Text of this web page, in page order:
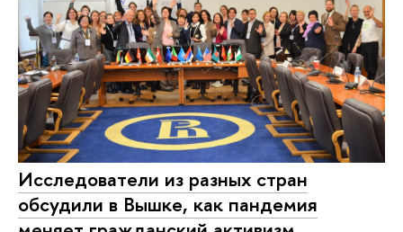
Исследователи из разных стран
обсудили в Вышке, как пандемия